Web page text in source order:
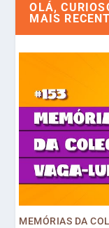
OLÁ,
MAIS